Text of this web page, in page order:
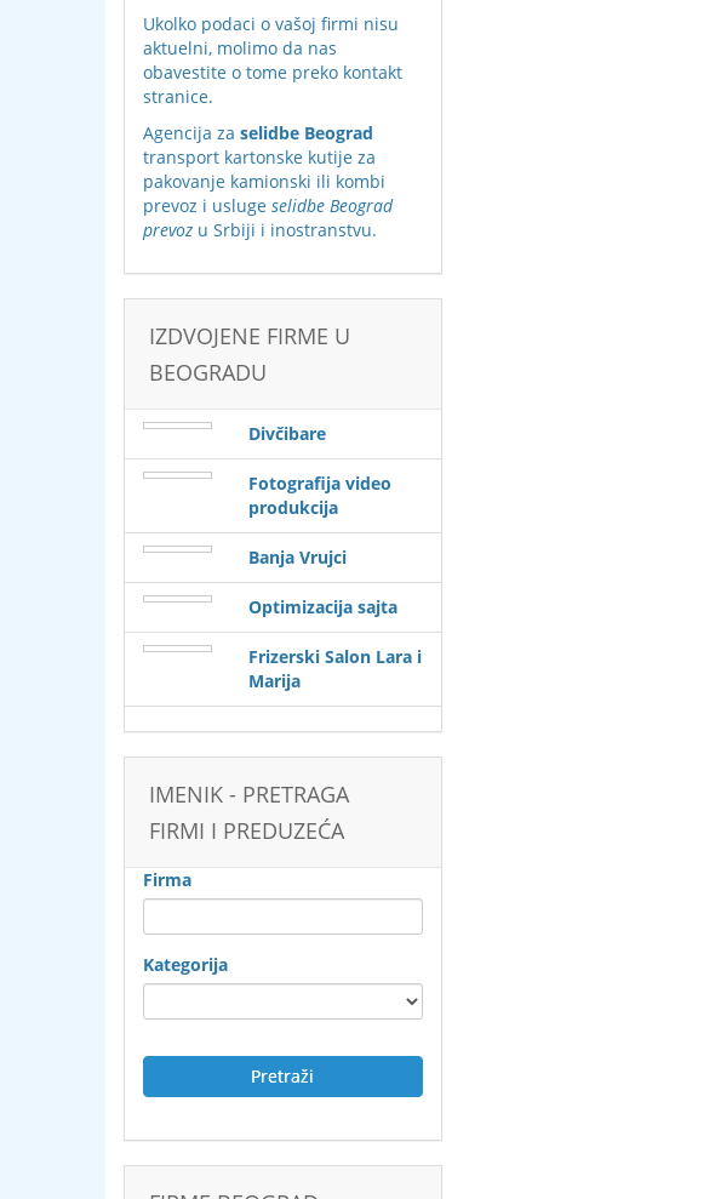
Ukolko podaci o vašoj firmi nisu
aktuelni, molimo da nas
obavestite o tome preko kontakt
stranice.
Agencija za selidbe Beograd
transport kartonske kutije za
pakovanje kamionski ili kombi
prevoz i usluge selidbe Beograd
prevoz u Srbiji i inostranstvu.
IZDVOJENE FIRME U
BEOGRADU
Divčibare
Fotografija video
produkcija
Banja Vrujci
Optimizacija sajta
Frizerski Salon Lara i
Marija
IMENIK - PRETRAGA
FIRMI I PREDUZEĆA
Firma
Kategorija
Pretraži